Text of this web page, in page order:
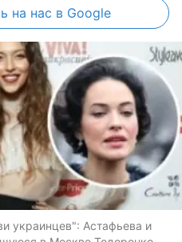
на нас в Google
украинцев": Астафьева и